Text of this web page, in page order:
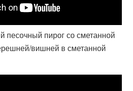
песочный пирог со сметанной
вишней в сметанной